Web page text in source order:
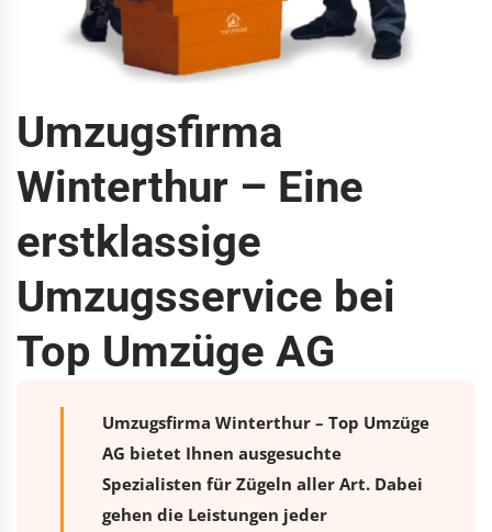
Umzugsfirma
Winterthur – Eine
erstklassige
Umzugsservice bei
Top Umzüge AG
Umzugsfirma Winterthur – Top Umzüge
AG bietet Ihnen ausgesuchte
Spezialisten für Zügeln aller Art. Dabei
gehen die Leistungen jeder